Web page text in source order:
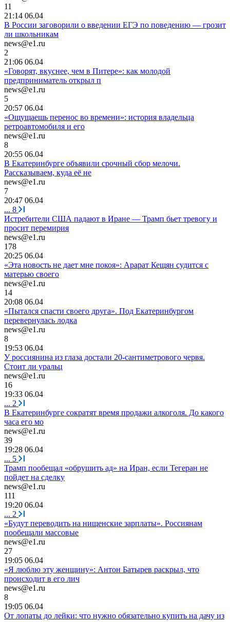
11
21:14 06.04
В России заговорили о введении ЕГЭ по поведению — грозит
ли школьникам
news@e1.ru
2
21:06 06.04
«Говорят, вкуснее, чем в Питере»: как молодой
предприниматель открыл п
news@e1.ru
5
20:57 06.04
«Ощущаешь перенос во времени»: история владельца
ретроавтомобиля и его
news@e1.ru
8
20:55 06.04
В Екатеринбурге объявили срочный сбор мелочи.
Рассказываем, куда её не
news@e1.ru
7
20:47 06.04
... 8
Истребители США падают в Иране — Трамп бьет тревогу и
просит перемирия
news@e1.ru
178
20:25 06.04
«Эта новость не дает мне покоя»: Арарат Кещян судится с
матерью своего
news@e1.ru
14
20:08 06.04
«Пытался спасти своего друга». Под Екатеринбургом
перевернулась лодка
news@e1.ru
8
19:53 06.04
У россиянина из глаза достали 20-сантиметрового червя.
Стоит ли уральц
news@e1.ru
16
19:33 06.04
... 2
В Екатеринбурге сократят время продажи алкоголя. До какого
часа его мо
news@e1.ru
39
19:28 06.04
... 5
Трамп пообещал «обрушить ад» на Иран, если Тегеран не
пойдет на сделку
news@e1.ru
111
19:20 06.04
... 2
«Будут переводить на нищенские зарплаты». Россиянам
пообещали массовые
news@e1.ru
27
19:05 06.04
«Я люблю эту женщину»: Антон Батырев раскрыл, что
происходит в его лич
news@e1.ru
8
19:05 06.04
От лопаты до лейки: что нужно обязательно купить на дачу из